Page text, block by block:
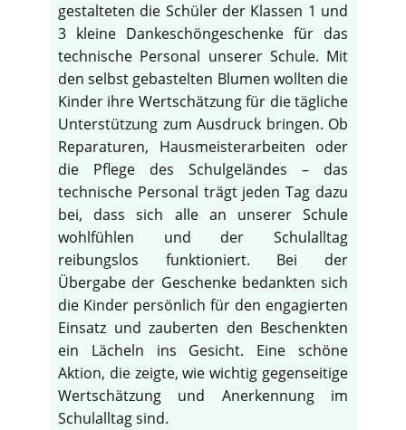
gestalteten die Schüler der Klassen 1 und
3 kleine Dankeschöngeschenke für das
technische Personal unserer Schule. Mit
den selbst gebastelten Blumen wollten die
Kinder ihre Wertschätzung für die tägliche
Unterstützung zum Ausdruck bringen. Ob
Reparaturen, Hausmeisterarbeiten oder
die Pflege des Schulgeländes – das
technische Personal trägt jeden Tag dazu
bei, dass sich alle an unserer Schule
wohlfühlen und der Schulalltag
reibungslos funktioniert. Bei der
Übergabe der Geschenke bedankten sich
die Kinder persönlich für den engagierten
Einsatz und zauberten den Beschenkten
ein Lächeln ins Gesicht. Eine schöne
Aktion, die zeigte, wie wichtig gegenseitige
Wertschätzung und Anerkennung im
Schulalltag sind.